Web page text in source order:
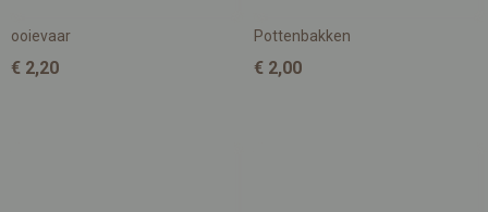
ooievaar
€ 2,20
Pottenbakken
€ 2,00